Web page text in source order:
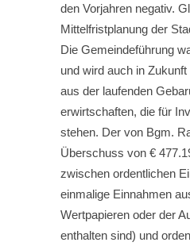
den Vorjahren negativ.
Mittelfristplanung der
Die Gemeindeführung
und wird auch in
aus der laufenden
erwirtschaften, die für
stehen. Der von Bgm.
Überschuss von €
zwischen ordentlichen
einmalige Einnahmen
Wertpapieren oder der
enthalten sind) und